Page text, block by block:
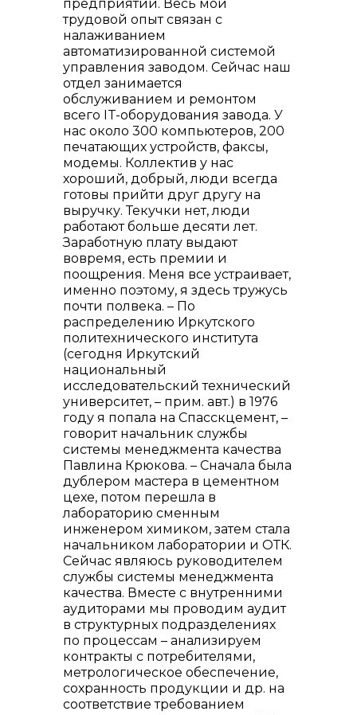
предприятии. Весь мой
трудовой опыт связан с
налаживанием
автоматизированной системой
управления заводом. Сейчас наш
отдел занимается
обслуживанием и ремонтом
всего IT-оборудования завода. У
нас около 300 компьютеров, 200
печатающих устройств, факсы,
модемы. Коллектив у нас
хороший, добрый, люди всегда
готовы прийти друг другу на
выручку. Текучки нет, люди
работают больше десяти лет.
Заработную плату выдают
вовремя, есть премии и
поощрения. Меня все устраивает,
именно поэтому, я здесь тружусь
почти полвека. – По
распределению Иркутского
политехнического института
(сегодня Иркутский
национальный
исследовательский технический
университет, – прим. авт.) в 1976
году я попала на Спасскцемент, –
говорит начальник службы
системы менеджмента качества
Павлина Крюкова. – Сначала была
дублером мастера в цементном
цехе, потом перешла в
лабораторию сменным
инженером химиком, затем стала
начальником лаборатории и ОТК.
Сейчас являюсь руководителем
службы системы менеджмента
качества. Вместе с внутренними
аудиторами мы проводим аудит
в структурных подразделениях
по процессам – анализируем
контракты с потребителями,
метрологическое обеспечение,
сохранность продукции и др. на
соответствие требованием